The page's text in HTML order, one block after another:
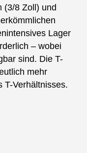
(3/8 Zoll) und
Lager
– wobei
sind. Die T-
mehr
T-Verhältnisses.